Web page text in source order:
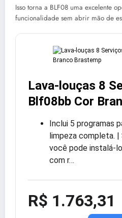
Isso torna a BLF08 uma excelente
funcionalidade sem abrir mão de
Lava-louças 8
Blf08bb Cor
Inclui 5 programas
limpeza completa. |
você pode instalá-
com r…
R$ 1.763,31